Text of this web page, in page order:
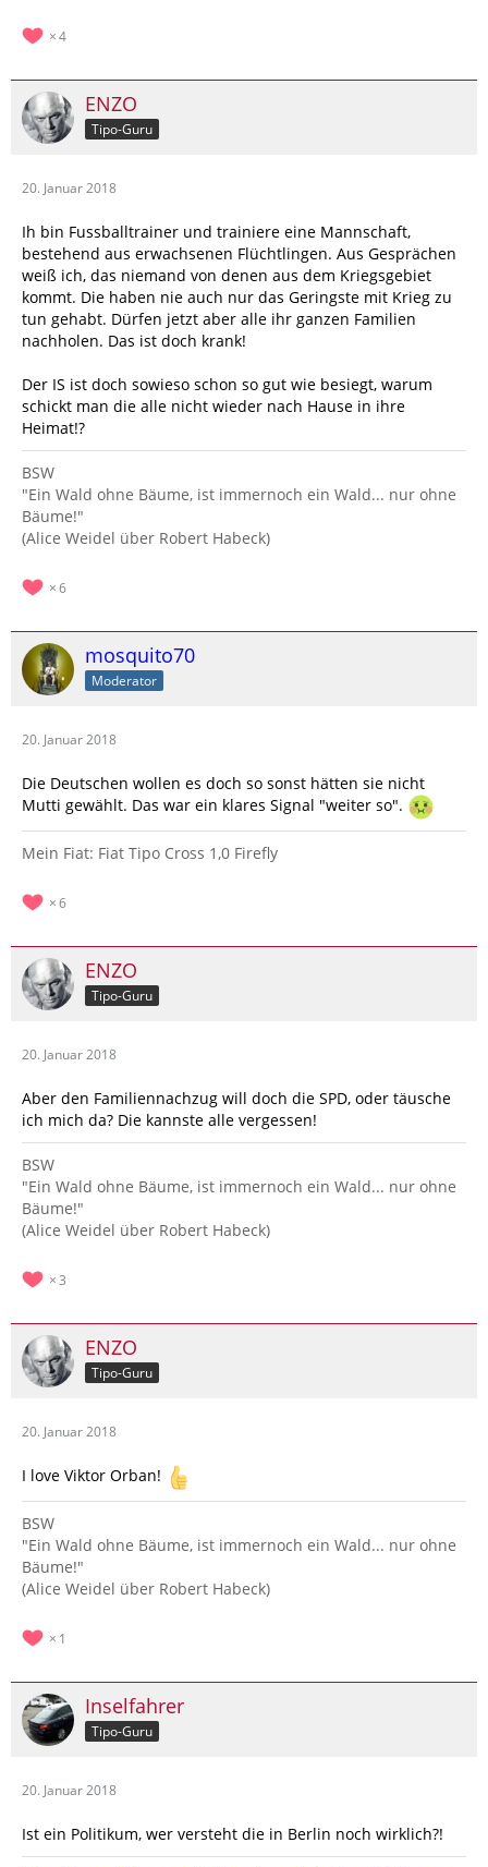
4
ENZO
Tipo-Guru
20. Januar 2018
Ih bin Fussballtrainer und trainiere eine Mannschaft,
bestehend aus erwachsenen Flüchtlingen. Aus Gesprächen
weiß ich, das niemand von denen aus dem Kriegsgebiet
kommt. Die haben nie auch nur das Geringste mit Krieg zu
tun gehabt. Dürfen jetzt aber alle ihr ganzen Familien
nachholen. Das ist doch krank!
Der IS ist doch sowieso schon so gut wie besiegt, warum
schickt man die alle nicht wieder nach Hause in ihre
Heimat!?
BSW
"Ein Wald ohne Bäume, ist immernoch ein Wald... nur ohne
Bäume!"
(Alice Weidel über Robert Habeck)
6
mosquito70
Moderator
20. Januar 2018
Die Deutschen wollen es doch so sonst hätten sie nicht
Mutti gewählt. Das war ein klares Signal "weiter so".
Mein Fiat: Fiat Tipo Cross 1,0 Firefly
6
ENZO
Tipo-Guru
20. Januar 2018
Aber den Familiennachzug will doch die SPD, oder täusche
ich mich da? Die kannste alle vergessen!
BSW
"Ein Wald ohne Bäume, ist immernoch ein Wald... nur ohne
Bäume!"
(Alice Weidel über Robert Habeck)
3
ENZO
Tipo-Guru
20. Januar 2018
I love Viktor Orban!
BSW
"Ein Wald ohne Bäume, ist immernoch ein Wald... nur ohne
Bäume!"
(Alice Weidel über Robert Habeck)
1
Inselfahrer
Tipo-Guru
20. Januar 2018
Ist ein Politikum, wer versteht die in Berlin noch wirklich?!